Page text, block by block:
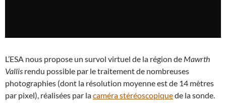
L’ESA nous propose un survol virtuel de la région de Mawrth
Vallis rendu possible par le traitement de nombreuses
photographies (dont la résolution moyenne est de 14 mètres
par pixel), réalisées par lacaméra stéréoscopiquede la sonde.